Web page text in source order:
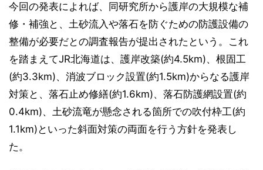
今回の発表によれば、同研究所から護岸の大規模な補
修・補強と、土砂流入や落石を防ぐための防護設備の
整備が必要だとの調査報告が提出されたという。これ
を踏まえてJR北海道は、護岸改築(約4.5km)、根固工
(約3.3km)、消波ブロック設置(約1.5km)からなる護岸
対策と、落石止め修繕(約1.6km)、落石防護網設置(約
0.4km)、土砂流竜が懸念される箇所での吹付枠工(約
1.1km)といった斜面対策の両面を行う方針を発表し
た。